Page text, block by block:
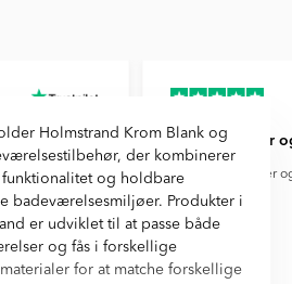
en super
dansker på
service
Perfekte fliser
Perfekte fliser
Holmstrand Krom Blank og
der kombinerer
og holdbare
badeværelsesmiljøer. Produkter i
er udviklet til at passe både
og fås i forskellige
for at matche forskellige